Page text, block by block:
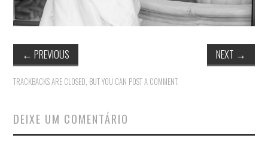
← PREVIOUS NEXT →
TRACKBACKS ARE CLOSED, BUT YOU CAN POST A COMMENT.
DEIXE UM COMENTÁRIO